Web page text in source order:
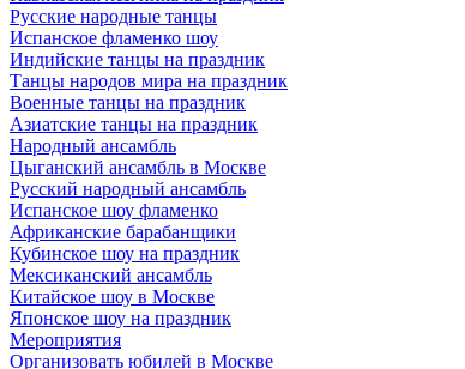
Русские народные танцы
Испанское фламенко шоу
Индийские танцы на праздник
Танцы народов мира на праздник
Военные танцы на праздник
Азиатские танцы на праздник
Народный ансамбль
Цыганский ансамбль в Москве
Русский народный ансамбль
Испанское шоу фламенко
Африканские барабанщики
Кубинское шоу на праздник
Мексиканский ансамбль
Китайское шоу в Москве
Японское шоу на праздник
Мероприятия
Организовать юбилей в Москве